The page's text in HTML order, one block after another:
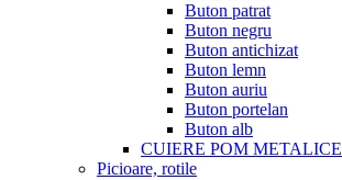
Buton patrat
Buton negru
Buton antichizat
Buton lemn
Buton auriu
Buton portelan
Buton alb
CUIERE POM METALICE
Picioare, rotile